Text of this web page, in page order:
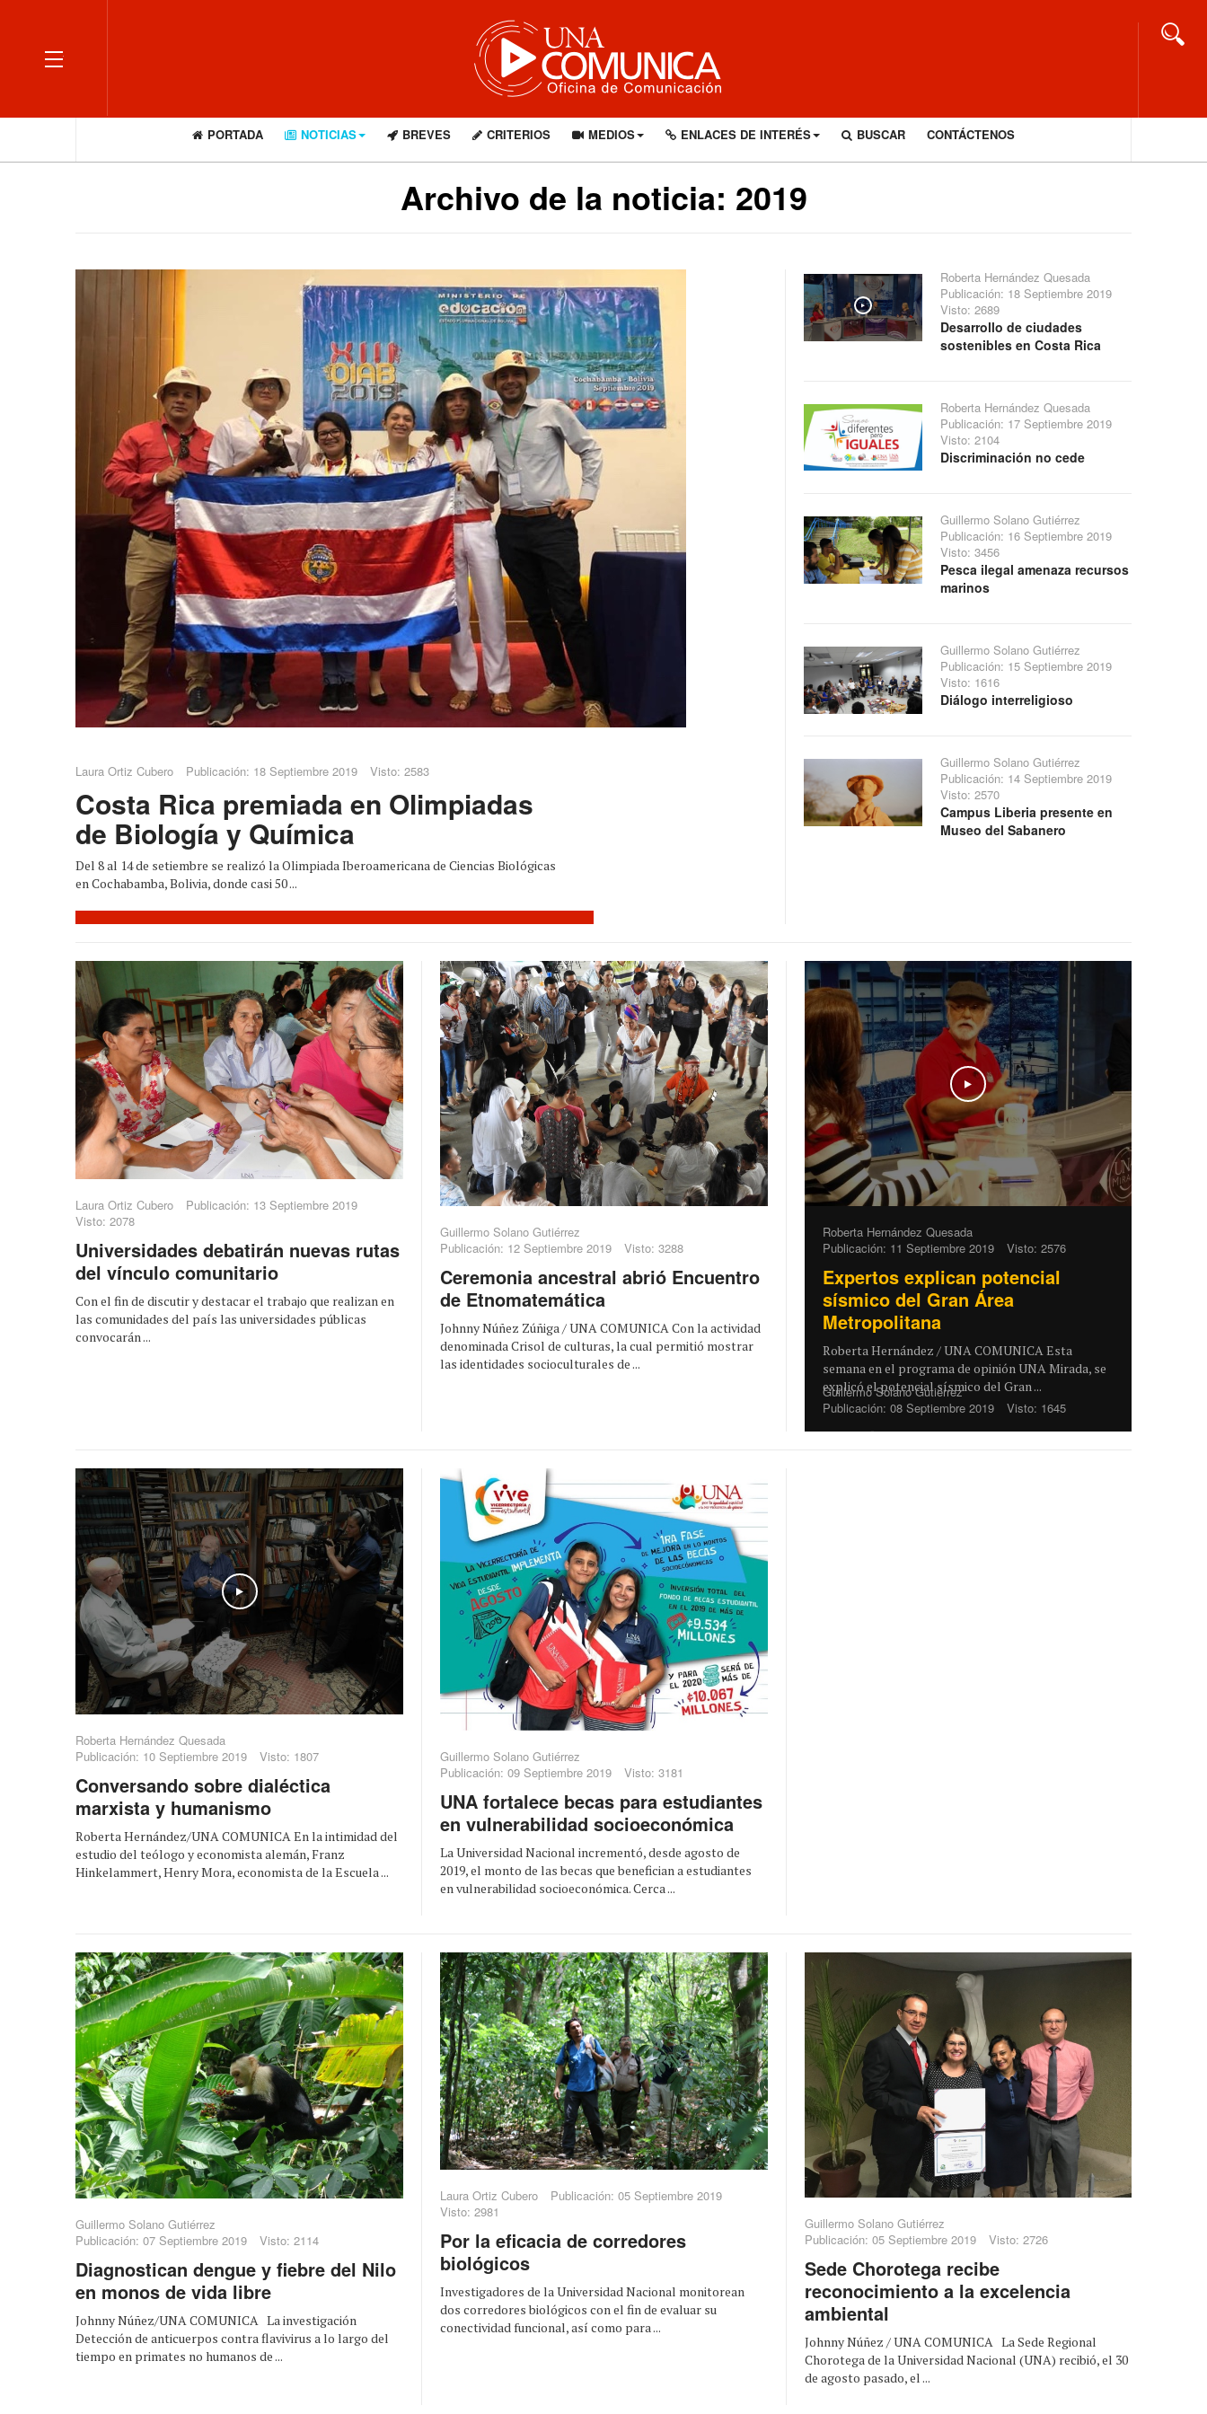
OFF CANVAS
PORTADA NOTICIAS BREVES CRITERIOS MEDIOS ENLACES DE INTERÉS BUSCAR CONTÁCTENOS
Archivo de la noticia: 2019
Laura Ortiz Cubero Publicación: 18 Septiembre 2019 Visto: 2583
Costa Rica premiada en Olimpiadas
de Biología y Química
Del 8 al 14 de setiembre se realizó la Olimpiada Iberoamericana de Ciencias Biológicas
en Cochabamba, Bolivia, donde casi 50 ...
Play
Roberta Hernández Quesada
Publicación: 18 Septiembre 2019
Visto: 2689
Desarrollo de ciudades
sostenibles en Costa Rica
Roberta Hernández Quesada
Publicación: 17 Septiembre 2019
Visto: 2104
Discriminación no cede
Guillermo Solano Gutiérrez
Publicación: 16 Septiembre 2019
Visto: 3456
Pesca ilegal amenaza recursos
marinos
Guillermo Solano Gutiérrez
Publicación: 15 Septiembre 2019
Visto: 1616
Diálogo interreligioso
Guillermo Solano Gutiérrez
Publicación: 14 Septiembre 2019
Visto: 2570
Campus Liberia presente en
Museo del Sabanero
Laura Ortiz Cubero
Publicación: 13 Septiembre 2019
Visto: 2078
Universidades debatirán nuevas rutas
del vínculo comunitario
Con el fin de discutir y destacar el trabajo que realizan en
las comunidades del país las universidades públicas
convocarán ...
Guillermo Solano Gutiérrez
Publicación: 12 Septiembre 2019
Visto: 3288
Ceremonia ancestral abrió Encuentro
de Etnomatemática
Johnny Núñez Zúñiga / UNA COMUNICA Con la actividad
denominada Crisol de culturas, la cual permitió mostrar
las identidades socioculturales de ...
Play
Roberta Hernández Quesada
Publicación: 11 Septiembre 2019
Visto: 2576
Expertos explican potencial
sísmico del Gran Área
Metropolitana
Roberta Hernández / UNA COMUNICA Esta
semana en el programa de opinión UNA Mirada, se
explicó el potencial sísmico del Gran ...
Play
Roberta Hernández Quesada
Publicación: 10 Septiembre 2019
Visto: 1807
Conversando sobre dialéctica
marxista y humanismo
Roberta Hernández/UNA COMUNICA En la intimidad del
estudio del teólogo y economista alemán, Franz
Hinkelammert, Henry Mora, economista de la Escuela ...
Guillermo Solano Gutiérrez
Publicación: 09 Septiembre 2019
Visto: 3181
UNA fortalece becas para estudiantes
en vulnerabilidad socioeconómica
La Universidad Nacional incrementó, desde agosto de
2019, el monto de las becas que benefician a estudiantes
en vulnerabilidad socioeconómica. Cerca ...
Guillermo Solano Gutiérrez
Publicación: 08 Septiembre 2019
Visto: 1645
“¿Cuál es su emergencia...?...”
Guillermo Solano Gutiérrez
Publicación: 07 Septiembre 2019
Visto: 2114
Diagnostican dengue y fiebre del Nilo
en monos de vida libre
Johnny Núñez/UNA COMUNICA La investigación
Detección de anticuerpos contra flavivirus a lo largo del
tiempo en primates no humanos de ...
Laura Ortiz Cubero
Publicación: 05 Septiembre 2019
Visto: 2981
Por la eficacia de corredores
biológicos
Investigadores de la Universidad Nacional monitorean
dos corredores biológicos con el fin de evaluar su
conectividad funcional, así como para ...
Guillermo Solano Gutiérrez
Publicación: 05 Septiembre 2019
Visto: 2726
Sede Chorotega recibe
reconocimiento a la excelencia
ambiental
Johnny Núñez / UNA COMUNICA La Sede Regional
Chorotega de la Universidad Nacional (UNA) recibió, el 30
de agosto pasado, el ...